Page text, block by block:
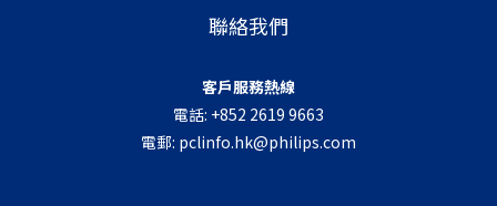
聯絡我們
客戶服務熱線
電話: +852 2619 9663
電郵: pclinfo.hk@philips.com